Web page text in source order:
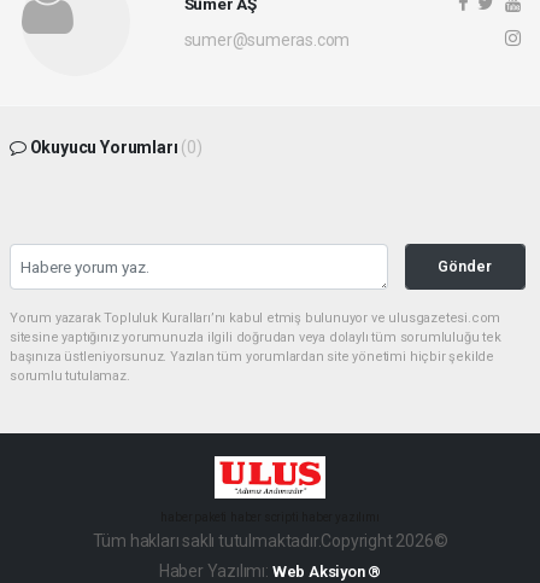
sumer@sumeras.com
Okuyucu Yorumları (0)
Gönder
Yorum yazarak Topluluk Kuralları’nı kabul etmiş bulunuyor ve ulusgazetesi.com
sitesine yaptığınız yorumunuzla ilgili doğrudan veya dolaylı tüm sorumluluğu tek
başınıza üstleniyorsunuz. Yazılan tüm yorumlardan site yönetimi hiçbir şekilde
sorumlu tutulamaz.
Tüm hakları saklı tutulmaktadır.Copyright 2026©
Haber Yazılımı: Web Aksiyon ®